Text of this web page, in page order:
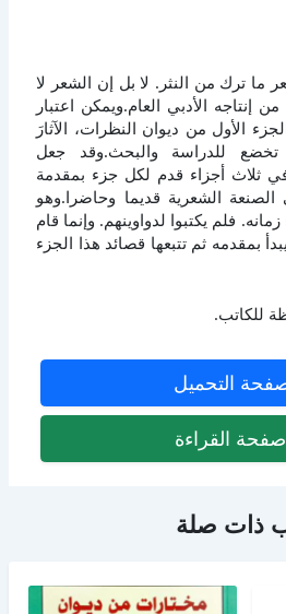
ما ترك من النثر. لا بل إن الشعر لا
إنتاجه الأدبي العام.ويمكن اعتبار
الأول من ديوان النظرات، الآثارَ
تخضع للدراسة والبحث.وقد جعل
ثلاث أجزاء قدم لكل جزء بمقدمة
الشعرية قديما وحاضرا.وهو
فلم يكتبوا لدواوينهم. وإنما قام
بمقدمه ثم تتبعها قصائد هذا الجزء
للكاتب.
التحميل
صفحة القراءة
ذات صلة